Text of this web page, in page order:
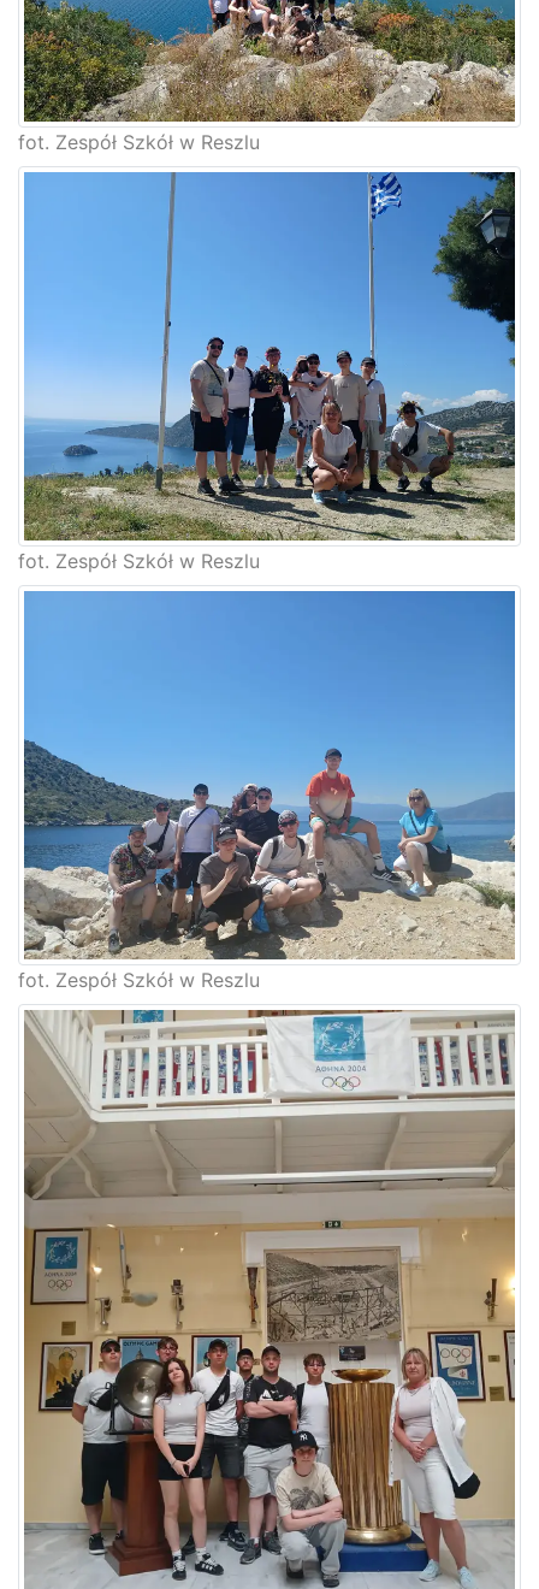
fot. Zespół Szkół w Reszlu
fot. Zespół Szkół w Reszlu
fot. Zespół Szkół w Reszlu